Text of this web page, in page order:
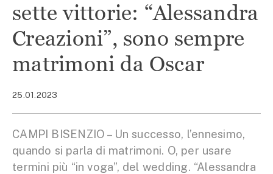
sette vittorie: “Alessandra
Creazioni”, sono sempre
matrimoni da Oscar
25.01.2023
CAMPI BISENZIO – Un successo, l’ennesimo,
quando si parla di matrimoni. O, per usare
termini più “in voga”, del wedding. “Alessandra